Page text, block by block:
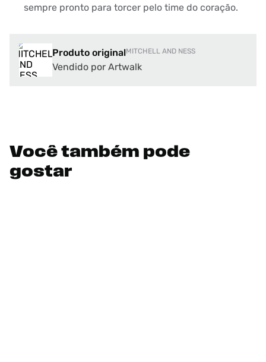
sempre pronto para torcer pelo time do coração.
Produto originalMITCHELL AND NESS
Vendido por Artwalk
Você também pode
gostar